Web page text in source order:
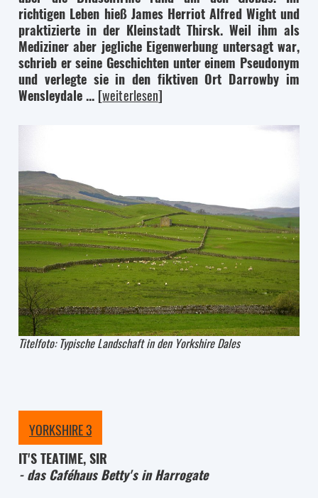
richtigen Leben hieß James Herriot Alfred Wight und
praktizierte in der Kleinstadt Thirsk. Weil ihm als
Mediziner aber jegliche Eigenwerbung untersagt war,
schrieb er seine Geschichten unter einem Pseudonym
und verlegte sie in den fiktiven Ort Darrowby im
Wensleydale ... [weiterlesen]
Titelfoto: Typische Landschaft in den Yorkshire Dales
YORKSHIRE 3
IT'S TEATIME, SIR
- das Caféhaus Betty's in Harrogate